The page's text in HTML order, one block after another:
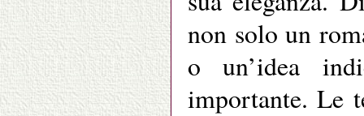
non solo un
o un’idea
importante. Le